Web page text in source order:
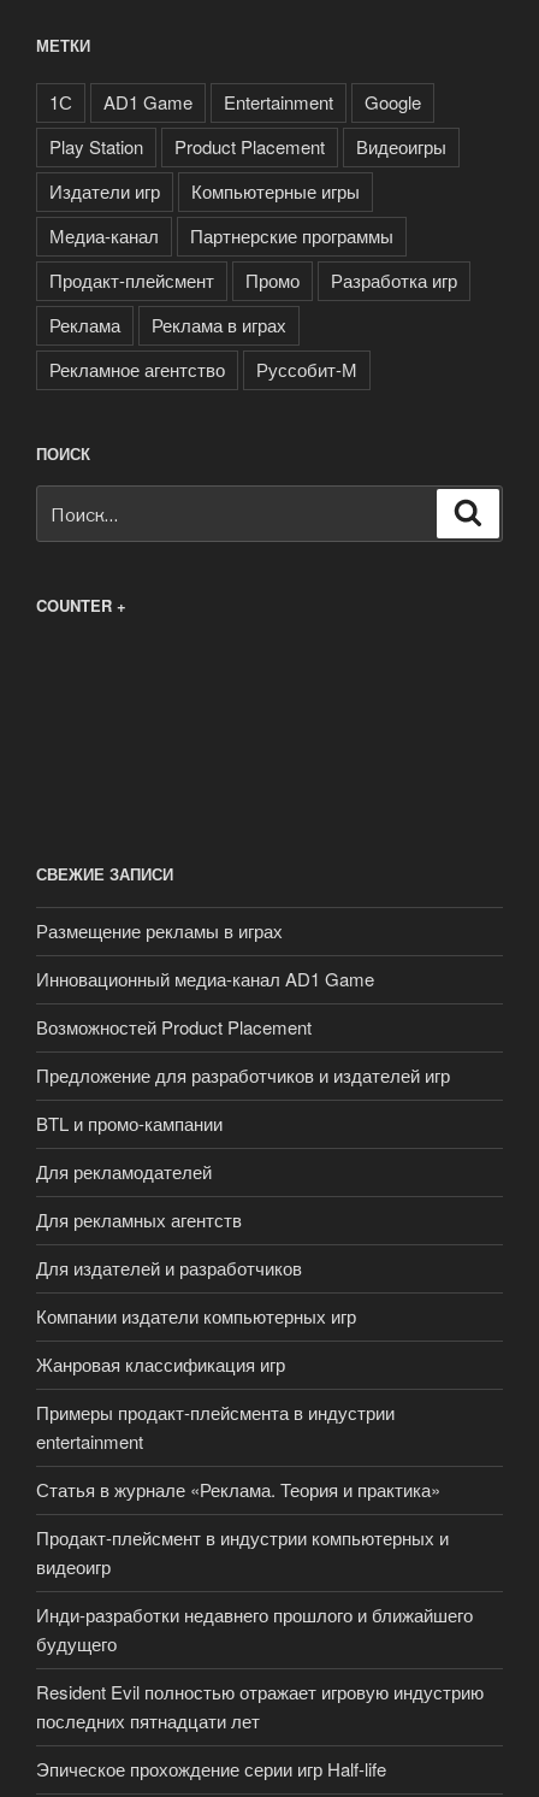
МЕТКИ
1С AD1 Game Entertainment
Google
Play Station
Product Placement
Видеоигры
Издатели игр
Компьютерные игры
Медиа-канал
Партнерские программы
Продакт-плейсмент
Промо
Разработка игр
Реклама
Реклама в играх
Рекламное агентство
Руссобит-М
ПОИСК
COUNTER +
СВЕЖИЕ ЗАПИСИ
Размещение рекламы в играх
Инновационный медиа-канал AD1 Game
Возможностей Product Placement
Предложение для разработчиков и издателей игр
BTL и промо-кампании
Для рекламодателей
Для рекламных агентств
Для издателей и разработчиков
Компании издатели компьютерных игр
Жанровая классификация игр
Примеры продакт-плейсмента в индустрии
entertainment
Статья в журнале «Реклама. Теория и практика»
Продакт-плейсмент в индустрии компьютерных и
видеоигр
Инди-разработки недавнего прошлого и ближайшего
будущего
Resident Evil полностью отражает игровую индустрию
последних пятнадцати лет
Эпическое прохождение серии игр Half-life